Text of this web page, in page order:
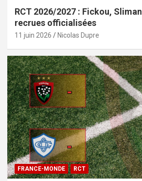
RCT 2026/2027 : Fickou,
recrues officialisées
11 juin 2026 Nicolas Dupre
FRANCE-MONDE RCT